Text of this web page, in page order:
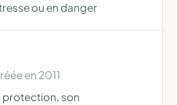
ou en danger
en 2011
protection, son